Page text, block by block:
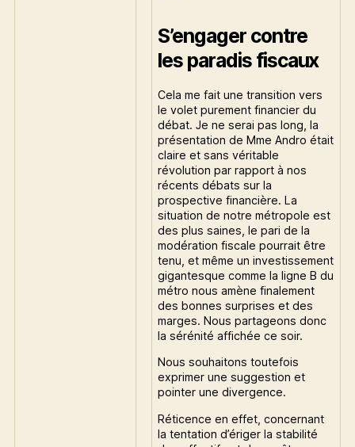
S’engager contre
les paradis fiscaux
Cela me fait une transition vers
le volet purement financier du
débat. Je ne serai pas long, la
présentation de Mme Andro était
claire et sans véritable
révolution par rapport à nos
récents débats sur la
prospective financière. La
situation de notre métropole est
des plus saines, le pari de la
modération fiscale pourrait être
tenu, et même un investissement
gigantesque comme la ligne B du
métro nous amène finalement
des bonnes surprises et des
marges. Nous partageons donc
la sérénité affichée ce soir.
Nous souhaitons toutefois
exprimer une suggestion et
pointer une divergence.
Réticence en effet, concernant
la tentation d’ériger la stabilité